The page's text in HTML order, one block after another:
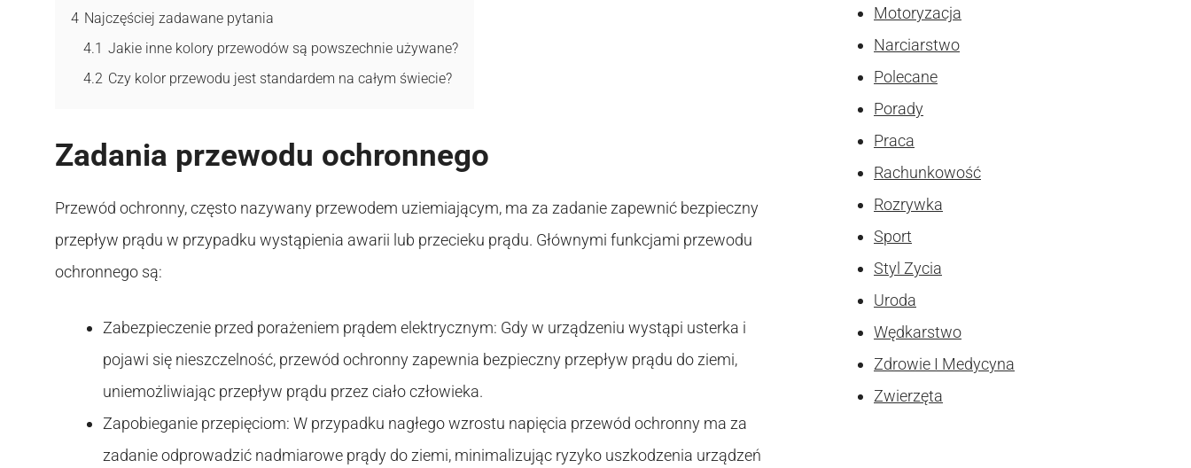
4 Najczęściej zadawane pytania
4.1 Jakie inne kolory przewodów są powszechnie używane?
4.2 Czy kolor przewodu jest standardem na całym świecie?
Zadania przewodu ochronnego
Przewód ochronny, często nazywany przewodem uziemiającym, ma za zadanie zapewnić bezpieczny
przepływ prądu w przypadku wystąpienia awarii lub przecieku prądu. Głównymi funkcjami przewodu
ochronnego są:
Zabezpieczenie przed porażeniem prądem elektrycznym: Gdy w urządzeniu wystąpi usterka i
pojawi się nieszczelność, przewód ochronny zapewnia bezpieczny przepływ prądu do ziemi,
uniemożliwiając przepływ prądu przez ciało człowieka.
Zapobieganie przepięciom: W przypadku nagłego wzrostu napięcia przewód ochronny ma za
zadanie odprowadzić nadmiarowe prądy do ziemi, minimalizując ryzyko uszkodzenia urządzeń
Motoryzacja
Narciarstwo
Polecane
Porady
Praca
Rachunkowość
Rozrywka
Sport
Styl Zycia
Uroda
Wędkarstwo
Zdrowie I Medycyna
Zwierzęta